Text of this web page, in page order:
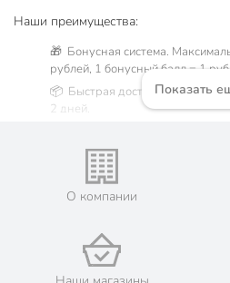
Наши преимущества:
🎁 Бонусная система.
рублей, 1 бонусный балл = 1
📦 Быстрая доставка.
2 дней.
Жители Московской области
его онлайн на официальном
💳 Оплата: онлайн на сайте
🛍 Скидки, акции, распродажи
📜 Только оригинальная
Порядок - официальный
Показать
О компании